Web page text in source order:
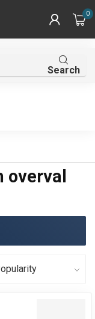
0
Search